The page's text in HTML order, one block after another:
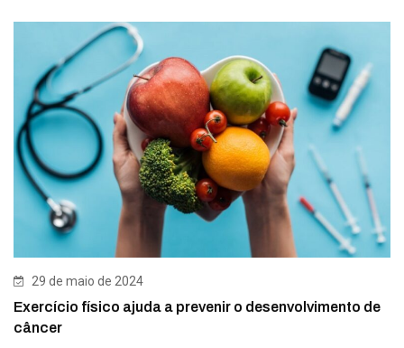
29 de maio de 2024
Exercício físico ajuda a prevenir o desenvolvimento de
câncer